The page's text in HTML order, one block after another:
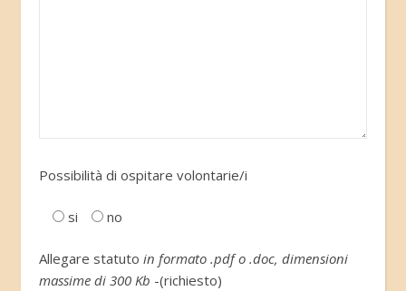
Possibilità di ospitare volontarie/i
si no
Allegare statuto in formato .pdf o .doc, dimensioni
massime di 300 Kb -(richiesto)